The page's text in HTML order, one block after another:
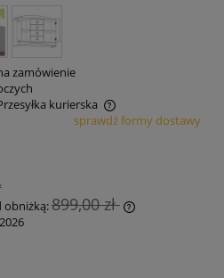
zamówienie
kurierska
kosztów płatności
sprawdź formy dostawy
obniżką:899,00 zł